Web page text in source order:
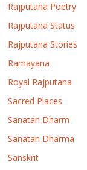
Rajputana Poetry
Rajputana Status
Rajputana Stories
Ramayana
Royal Rajputana
Sacred Places
Sanatan Dharm
Sanatan Dharma
Sanskrit